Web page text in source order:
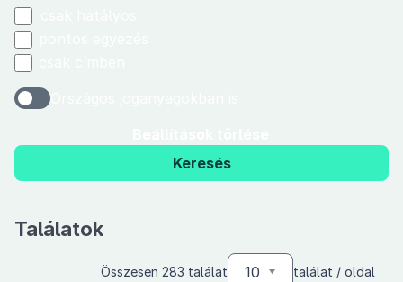
Keresés
Találatok
Összesen 283 találat 10 találat / oldal